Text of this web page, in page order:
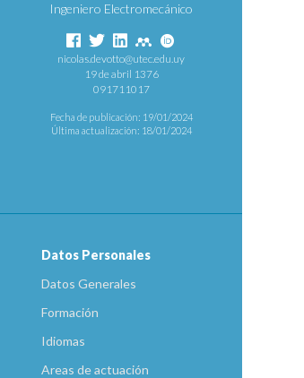
Ingeniero Electromecánico
nicolas.devotto@utec.edu.uy
19 de abril 1376
091711017
Fecha de publicación: 19/01/2024
Última actualización: 18/01/2024
Datos Personales
Datos Generales
Formación
Idiomas
Areas de actuación